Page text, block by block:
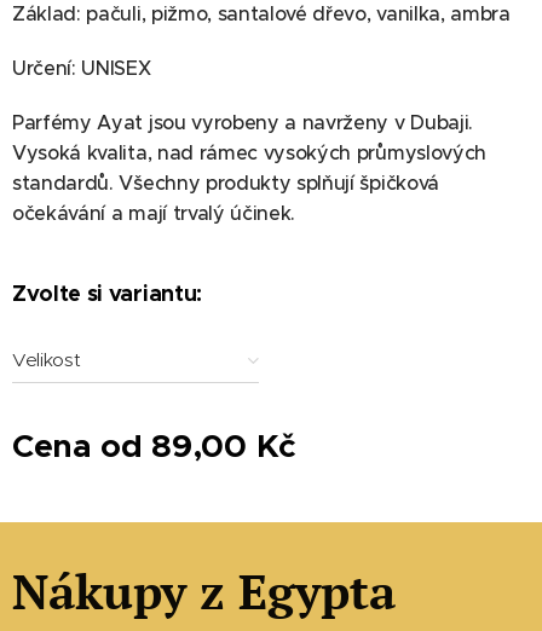
Základ: pačuli, pižmo, santalové dřevo, vanilka, ambra
Určení: UNISEX
Parfémy Ayat jsou vyrobeny a navrženy v Dubaji.
Vysoká kvalita, nad rámec vysokých průmyslových
standardů. Všechny produkty splňují špičková
očekávání a mají trvalý účinek.
Zvolte si variantu:
Velikost
Cena od 89,00 Kč
Nákupy z Egypta